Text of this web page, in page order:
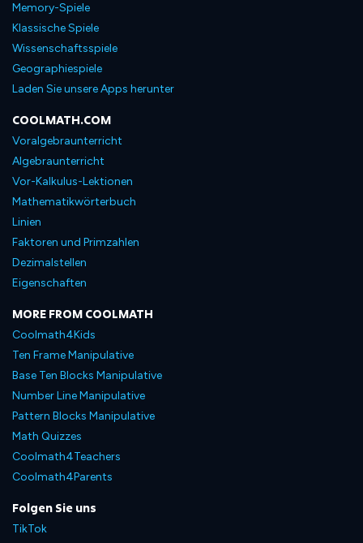
Memory-Spiele
Klassische Spiele
Wissenschaftsspiele
Geographiespiele
Laden Sie unsere Apps herunter
COOLMATH.COM
Voralgebraunterricht
Algebraunterricht
Vor-Kalkulus-Lektionen
Mathematikwörterbuch
Linien
Faktoren und Primzahlen
Dezimalstellen
Eigenschaften
MORE FROM COOLMATH
Coolmath4Kids
Ten Frame Manipulative
Base Ten Blocks Manipulative
Number Line Manipulative
Pattern Blocks Manipulative
Math Quizzes
Coolmath4Teachers
Coolmath4Parents
Folgen Sie uns
TikTok